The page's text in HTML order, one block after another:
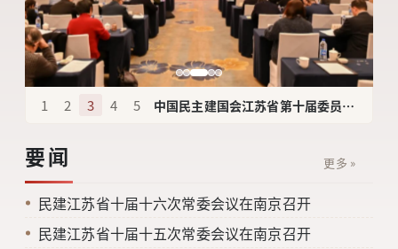
1 2 3 4 5 中国民主建国会江苏省第十届委员会第五次全体会议在南京召开
要闻 更多 »
民建江苏省十届十六次常委会议在南京召开
民建江苏省十届十五次常委会议在南京召开